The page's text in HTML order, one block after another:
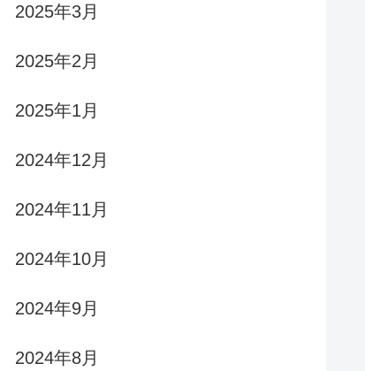
2025年3月
2025年2月
2025年1月
2024年12月
2024年11月
2024年10月
2024年9月
2024年8月